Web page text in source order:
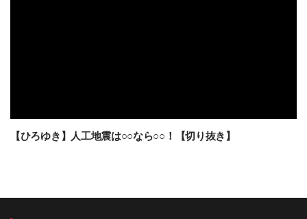
【ひろゆき】人工地震は○○なら○○！【切り抜き】